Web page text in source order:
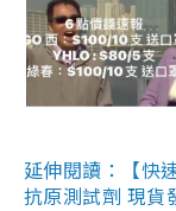
延伸閱讀：【快
抗原測試劑 現貨